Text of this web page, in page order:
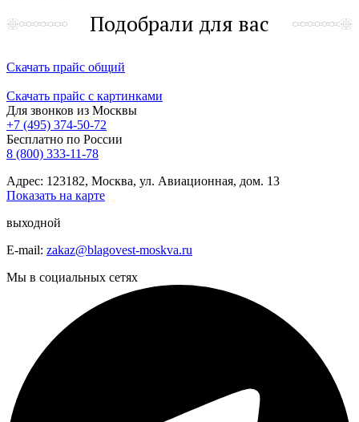
Подобрали для вас
Скачать прайс общий
Скачать прайс с картинками
Для звонков из Москвы
+7 (495) 374-50-72
Бесплатно по России
8 (800) 333-11-78
Адрес: 123182, Москва, ул. Авиационная, дом. 13
Показать на карте
выходной
E-mail: zakaz@blagovest-moskva.ru
Мы в социальных сетях